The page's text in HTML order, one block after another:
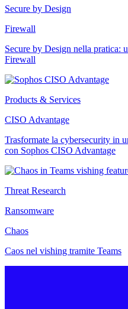
Secure by Design
Firewall
Secure by Design nella pratica:
Firewall
Products & Services
CISO Advantage
Trasformate la cybersecurity in
con Sophos CISO Advantage
Threat Research
Ransomware
Chaos
Caos nel vishing tramite Teams